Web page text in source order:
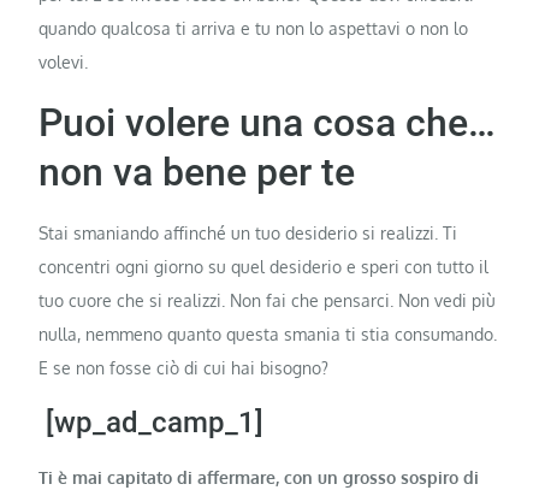
quando qualcosa ti arriva e tu non lo aspettavi o non lo
volevi.
Puoi volere una cosa che…
non va bene per te
Stai smaniando affinché un tuo desiderio si realizzi. Ti
concentri ogni giorno su quel desiderio e speri con tutto il
tuo cuore che si realizzi. Non fai che pensarci. Non vedi più
nulla, nemmeno quanto questa smania ti stia consumando.
E se non fosse ciò di cui hai bisogno?
[wp_ad_camp_1]
Ti è mai capitato di affermare, con un grosso sospiro di